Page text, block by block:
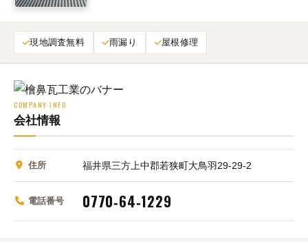
現地調査無料 雨漏り 屋根修理
COMPANY INFO
会社情報
住所 福井県三方上中郡若狭町大鳥羽29-29-2
電話番号 0770‑64‑1229